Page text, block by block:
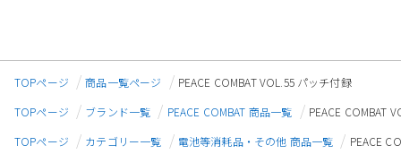
TOPページ 商品一覧ページ
PEACE COMBAT VOL.55 パッチ付録
TOPページ
ブランド一覧 PEACE COMBAT 商品一覧
PEACE COMBAT
TOPページ
カテゴリー一覧 電池等消耗品・その他 商品一覧
PEACE